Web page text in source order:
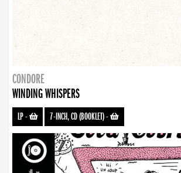
CONDORE
WINDING WHISPERS
LP- 7-INCH, CD (BOOKLET)-